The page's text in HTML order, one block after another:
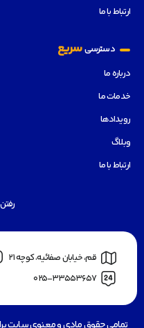
ارتباط با ما
دسترسیسریع
درباره ما
خدمات ما
رویدادها
وبلاگ
ارتباط با ما
قم، خیابان صفائیه، کوچه 21
025-33553657